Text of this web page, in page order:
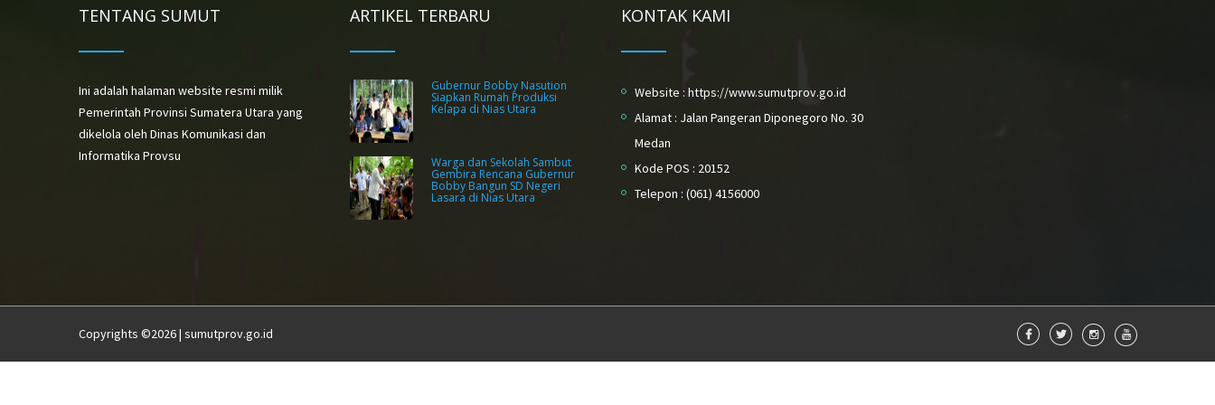
TENTANG SUMUT
Ini adalah halaman website resmi milik
Pemerintah Provinsi Sumatera Utara yang
dikelola oleh Dinas Komunikasi dan
Informatika Provsu
ARTIKEL TERBARU
Gubernur Bobby Nasution
Siapkan Rumah Produksi
Kelapa di Nias Utara
Warga dan Sekolah Sambut
Gembira Rencana Gubernur
Bobby Bangun SD Negeri
Lasara di Nias Utara
KONTAK KAMI
Website : https://www.sumutprov.go.id
Alamat : Jalan Pangeran Diponegoro No. 30
Medan
Kode POS : 20152
Telepon : (061) 4156000
Copyrights ©2026 | sumutprov.go.id